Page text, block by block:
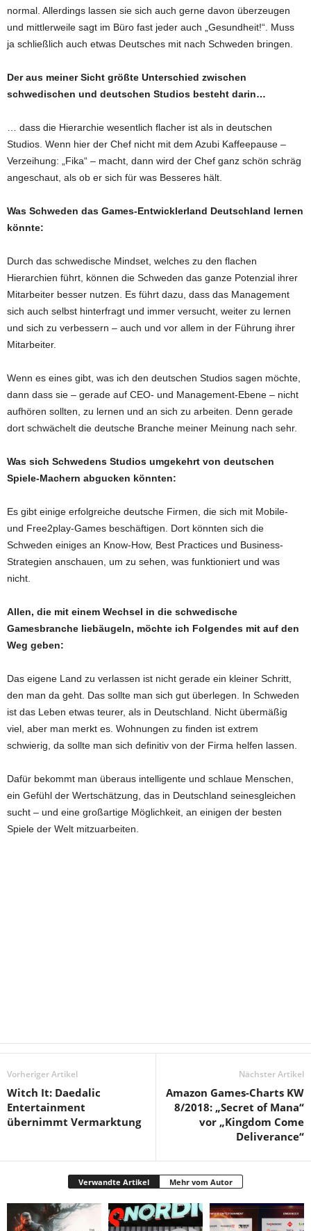
normal. Allerdings lassen sie sich auch gerne davon überzeugen
und mittlerweile sagt im Büro fast jeder auch „Gesundheit!“. Muss
ja schließlich auch etwas Deutsches mit nach Schweden bringen.
Der aus meiner Sicht größte Unterschied zwischen
schwedischen und deutschen Studios besteht darin…
… dass die Hierarchie wesentlich flacher ist als in deutschen
Studios. Wenn hier der Chef nicht mit dem Azubi Kaffeepause –
Verzeihung: „Fika“ – macht, dann wird der Chef ganz schön schräg
angeschaut, als ob er sich für was Besseres hält.
Was Schweden das Games-Entwicklerland Deutschland lernen
könnte:
Durch das schwedische Mindset, welches zu den flachen
Hierarchien führt, können die Schweden das ganze Potenzial ihrer
Mitarbeiter besser nutzen. Es führt dazu, dass das Management
sich auch selbst hinterfragt und immer versucht, weiter zu lernen
und sich zu verbessern – auch und vor allem in der Führung ihrer
Mitarbeiter.
Wenn es eines gibt, was ich den deutschen Studios sagen möchte,
dann dass sie – gerade auf CEO- und Management-Ebene – nicht
aufhören sollten, zu lernen und an sich zu arbeiten. Denn gerade
dort schwächelt die deutsche Branche meiner Meinung nach sehr.
Was sich Schwedens Studios umgekehrt von deutschen
Spiele-Machern abgucken könnten:
Es gibt einige erfolgreiche deutsche Firmen, die sich mit Mobile-
und Free2play-Games beschäftigen. Dort könnten sich die
Schweden einiges an Know-How, Best Practices und Business-
Strategien anschauen, um zu sehen, was funktioniert und was
nicht.
Allen, die mit einem Wechsel in die schwedische
Gamesbranche liebäugeln, möchte ich Folgendes mit auf den
Weg geben:
Das eigene Land zu verlassen ist nicht gerade ein kleiner Schritt,
den man da geht. Das sollte man sich gut überlegen. In Schweden
ist das Leben etwas teurer, als in Deutschland. Nicht übermäßig
viel, aber man merkt es. Wohnungen zu finden ist extrem
schwierig, da sollte man sich definitiv von der Firma helfen lassen.
Dafür bekommt man überaus intelligente und schlaue Menschen,
ein Gefühl der Wertschätzung, das in Deutschland seinesgleichen
sucht – und eine großartige Möglichkeit, an einigen der besten
Spiele der Welt mitzuarbeiten.
Vorheriger Artikel
Witch It: Daedalic
Entertainment
übernimmt Vermarktung
Nächster Artikel
Amazon Games-Charts KW
8/2018: „Secret of Mana“
vor „Kingdom Come
Deliverance“
Verwandte Artikel Mehr vom Autor